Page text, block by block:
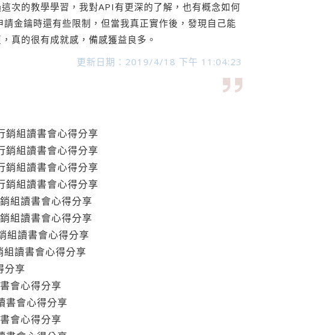
次的教學學習，我對API有更深的了解，也有概念如何
金鑰時還有些限制，但當我真正實作後，發現自己能
真的很有成就感，備感獲益良多。
更新日期：2019/4/18 下午 11:04:23
組讀書會心得分享
組讀書會心得分享
組讀書會心得分享
組讀書會心得分享
組讀書會心得分享
組讀書會心得分享
組讀書會心得分享
讀書會心得分享
分享
會心得分享
會心得分享
會心得分享